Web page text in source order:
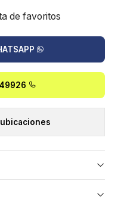
de favoritos